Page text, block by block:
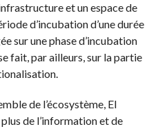
et un espace de
d’incubation d’une durée
sur une phase d’incubation
fait, par ailleurs, sur la partie
de l’écosystème, El
de l’information et de